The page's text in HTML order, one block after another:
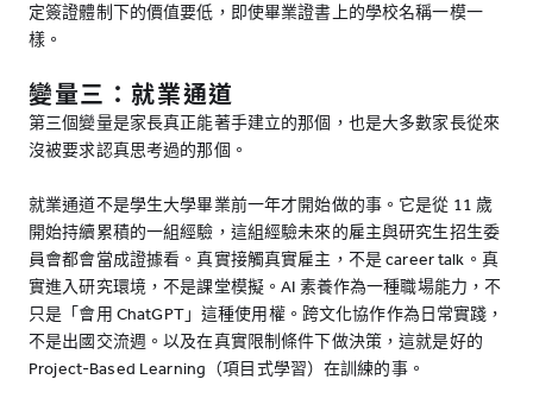
定簽證體制下的價值要低，即使畢業證書上的學校名稱一模一
樣。
變量三：就業通道
第三個變量是家長真正能著手建立的那個，也是大多數家長從來
沒被要求認真思考過的那個。
就業通道不是學生大學畢業前一年才開始做的事。它是從 11 歲
開始持續累積的一組經驗，這組經驗未來的雇主與研究生招生委
員會都會當成證據看。真實接觸真實雇主，不是 career talk。真
實進入研究環境，不是課堂模擬。AI 素養作為一種職場能力，不
只是「會用 ChatGPT」這種使用權。跨文化協作作為日常實踐，
不是出國交流週。以及在真實限制條件下做決策，這就是好的
Project-Based Learning（項目式學習）在訓練的事。